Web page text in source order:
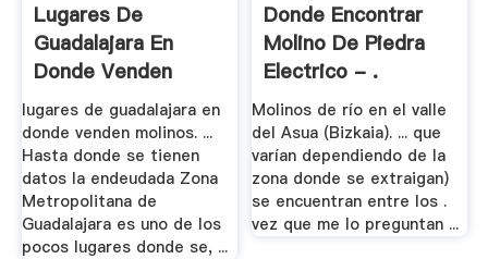
Lugares De
Guadalajara En
Donde Venden
Molinos
lugares de guadalajara en
donde venden molinos. ...
Hasta donde se tienen
datos la endeudada Zona
Metropolitana de
Guadalajara es uno de los
pocos lugares donde se, ...
Donde Encontrar
Molino De Piedra
Electrico - .
Molinos de río en el valle
del Asua (Bizkaia). ... que
varían dependiendo de la
zona donde se extraigan)
se encuentran entre los .
vez que me lo preguntan ...